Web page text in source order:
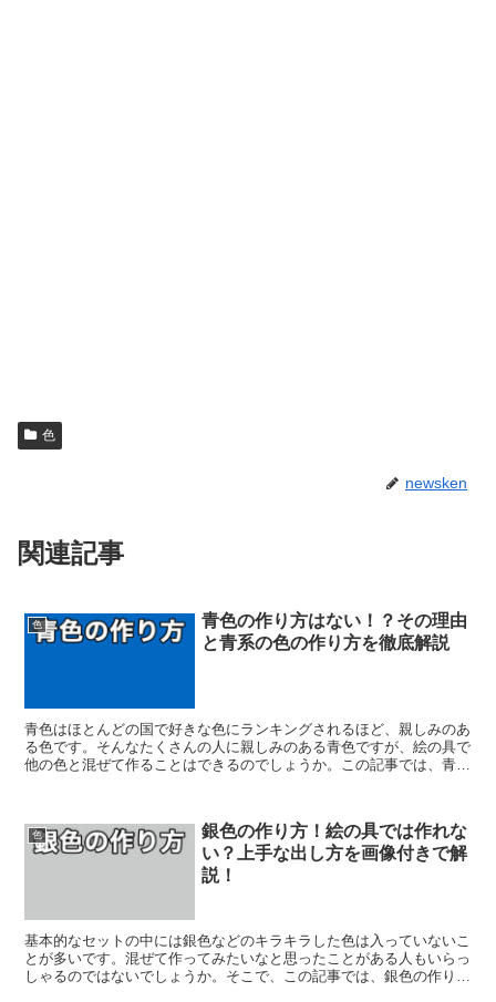
色
newsken
関連記事
色
青色の作り方はない！？その理由
と青系の色の作り方を徹底解説
青色はほとんどの国で好きな色にランキングされるほど、親しみのあ
る色です。そんなたくさんの人に親しみのある青色ですが、絵の具で
他の色と混ぜて作ることはできるのでしょうか。この記事では、青色
色
銀色の作り方！絵の具では作れな
い？上手な出し方を画像付きで解
説！
基本的なセットの中には銀色などのキラキラした色は入っていないこ
とが多いです。混ぜて作ってみたいなと思ったことがある人もいらっ
しゃるのではないでしょうか。そこで、この記事では、銀色の作り方